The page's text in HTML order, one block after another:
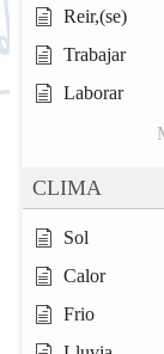
Reir,(se)
Trabajar
Laborar
CLIMA
Sol
Calor
Frio